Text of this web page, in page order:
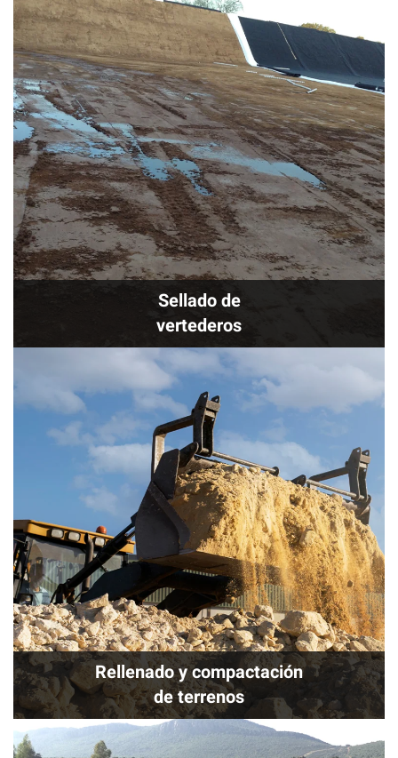
Sellado de
vertederos
Rellenado y compactación
de terrenos